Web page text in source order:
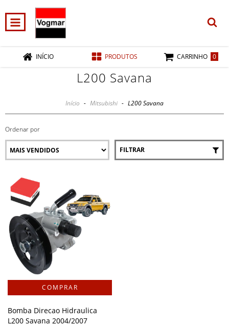
INÍCIO PRODUTOS CARRINHO 0
L200 Savana
Início - Mitsubishi - L200 Savana
Ordenar por
FILTRAR
Bomba Direcao Hidraulica
L200 Savana 2004/2007